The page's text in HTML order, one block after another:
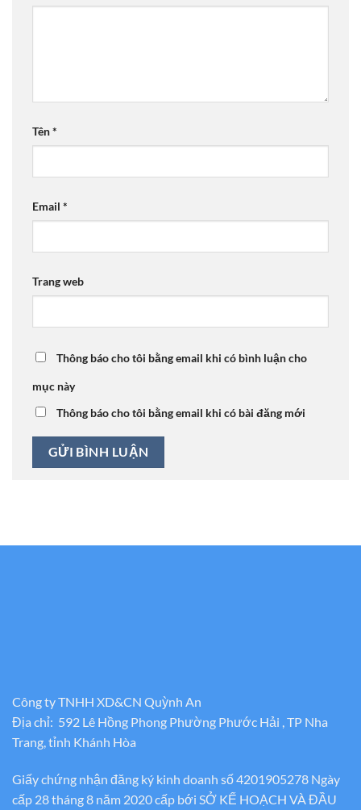
Tên*
Email *
Trang web
Thông báo cho tôi bằng email khi có bình luận cho
mục này
Thông báo cho tôi bằng email khi có bài đăng mới
Công ty TNHH XD&CN Quỳnh An
Địa chỉ: 592 Lê Hồng Phong Phường Phước Hải , TP Nha
Trang, tỉnh Khánh Hòa
Giấy chứng nhận đăng ký kinh doanh số 4201905278 Ngày
cấp 28 tháng 8 năm 2020 cấp bới SỞ KẾ HOẠCH VÀ ĐẦU